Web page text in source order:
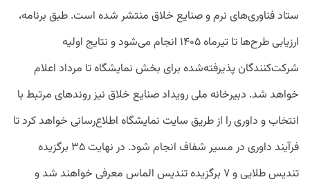
ستاد فناوری‌های نرم و صنایع خلاق منتشر شده است. طبق برنامه،
ارزیابی طرح‌ها تا تیرماه ۱۴۰۵ انجام می‌شود و نتایج اولیه
شرکت‌کنندگان پذیرفته‌شده برای بخش نمایشگاه تا مرداد اعلام
خواهد شد. دبیرخانه ملی رویداد صنایع خلاق نیز روندهای مرتبط با
انتخاب و داوری را از طریق سایت نمایشگاه اطلاع‌رسانی خواهد کرد تا
فرآیند داوری در مسیر شفاف انجام شود. در نهایت ۳۵ برگزیده
تندیس طلایی و ۷ برگزیده تندیس الماس معرفی خواهند شد و